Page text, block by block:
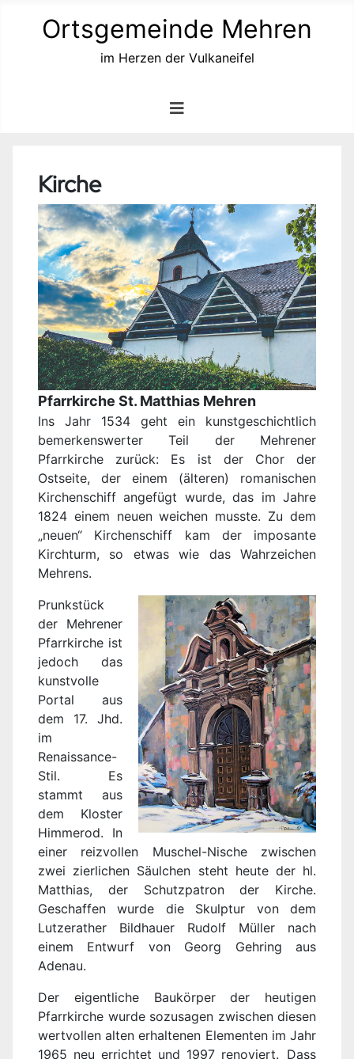
Ortsgemeinde Mehren
im Herzen der Vulkaneifel
Kirche
Pfarrkirche St. Matthias Mehren
Ins Jahr 1534 geht ein kunstgeschichtlich
bemerkenswerter Teil der Mehrener
Pfarrkirche zurück: Es ist der Chor der
Ostseite, der einem (älteren) romanischen
Kirchenschiff angefügt wurde, das im Jahre
1824 einem neuen weichen musste. Zu dem
„neuen“ Kirchenschiff kam der imposante
Kirchturm, so etwas wie das Wahrzeichen
Mehrens.
Prunkstück
der Mehrener
Pfarrkirche ist
jedoch das
kunstvolle
Portal aus
dem 17. Jhd.
im
Renaissance-
Stil. Es
stammt aus
dem Kloster
Himmerod. In
einer reizvollen Muschel-Nische zwischen
zwei zierlichen Säulchen steht heute der hl.
Matthias, der Schutzpatron der Kirche.
Geschaffen wurde die Skulptur von dem
Lutzerather Bildhauer Rudolf Müller nach
einem Entwurf von Georg Gehring aus
Adenau.
Der eigentliche Baukörper der heutigen
Pfarrkirche wurde sozusagen zwischen diesen
wertvollen alten erhaltenen Elementen im Jahr
1965 neu errichtet und 1997 renoviert. Dass